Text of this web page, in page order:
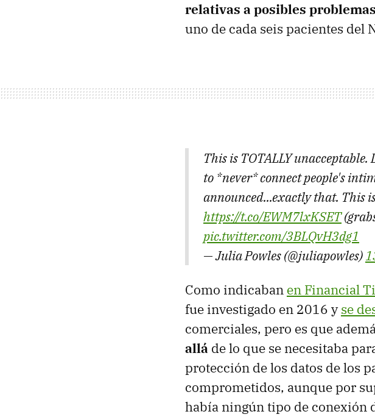
relativas a posibles
uno de cada seis pacientes del
This is TOTALLY
to *never* connect people's
announced...exactly that. This
https://t.co/EWM7lxKSET
pic.twitter.com/3BLQvH3dg1
— Julia Powles (@juliapowles)
Como indicaban en Financial
fue investigado en 2016 yse
comerciales, pero es que
allá de lo que se necesitaba
protección de los datos de los
comprometidos, aunque por
había ningún tipo de conexión